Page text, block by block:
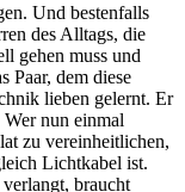
Und bestenfalls
des Alltags, die
gehen muss und
Paar, dem diese
lieben gelernt. Er
nun einmal
zu vereinheitlichen,
Lichtkabel ist.
braucht